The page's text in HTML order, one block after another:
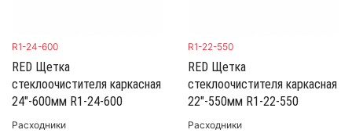
R1-24-600
RED Щетка
стеклоочистителя каркасная
24"-600мм R1-24-600
Расходники
R1-22-550
RED Щетка
стеклоочистителя каркасная
22"-550мм R1-22-550
Расходники